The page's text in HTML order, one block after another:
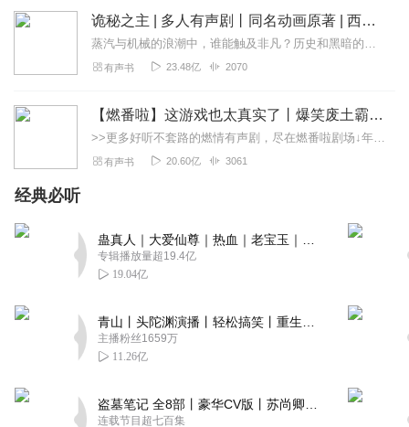
诡秘之主 | 多人有声剧丨同名动画原著 | 西幻克苏鲁 | 乌贼作品
蒸汽与机械的浪潮中，谁能触及非凡？历史和黑暗的迷雾里，又是谁在耳语？我从诡秘中醒来，睁眼看见这个世界：枪械，大炮，巨舰，飞空艇，差分机；魔药，占卜，诅咒，倒吊人...
有声书 23.48亿 2070
【燃番啦】这游戏也太真实了丨爆笑废土霸榜神作丨紫襟剧社制作
>>更多好听不套路的燃情有声剧，尽在燃番啦剧场↓年度重磅推荐本专辑为VIP免费专辑每天上午10点5集更新，订阅可以听到最新内容哦！每周抽一个专辑五星优质评论送...
有声书 20.60亿 3061
经典必听
专辑播放量超19.4亿
19.04亿
主播粉丝1659万
11.26亿
连载节目超七百集